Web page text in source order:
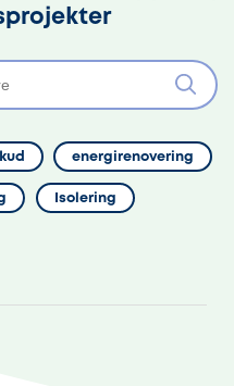
energirenovering
Isolering